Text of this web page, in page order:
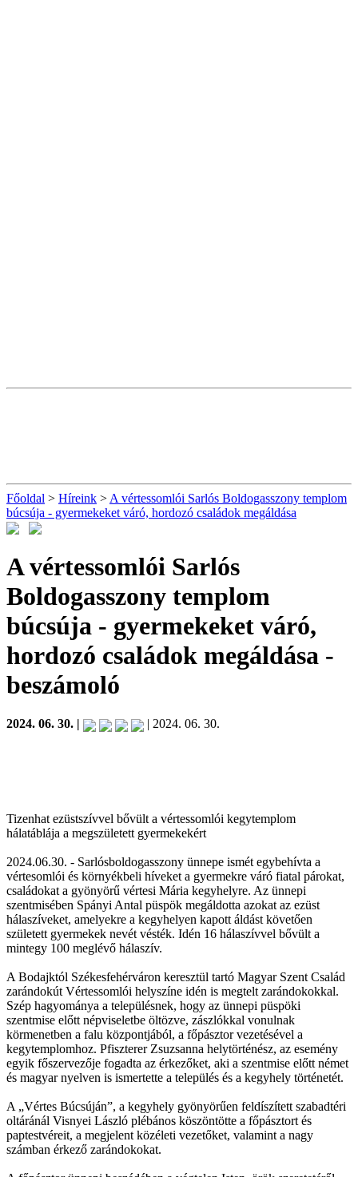
Főoldal > Híreink > A vértessomlói Sarlós Boldogasszony templom
búcsúja - gyermekeket váró, hordozó családok megáldása
A vértessomlói Sarlós
Boldogasszony templom
búcsúja - gyermekeket váró,
hordozó családok megáldása -
beszámoló
2024. 06. 30. | | 2024. 06. 30.
Tizenhat ezüstszívvel bővült a vértessomlói kegytemplom
hálatáblája a megszületett gyermekekért
2024.06.30. - Sarlósboldogasszony ünnepe ismét egybehívta a
vértesomlói és környékbeli híveket a gyermekre váró fiatal párokat,
családokat a gyönyörű vértesi Mária kegyhelyre. Az ünnepi
szentmisében Spányi Antal püspök megáldotta azokat az ezüst
hálaszíveket, amelyekre a kegyhelyen kapott áldást követően
született gyermekek nevét vésték. Idén 16 hálaszívvel bővült a
mintegy 100 meglévő hálaszív.
A Bodajktól Székesfehérváron keresztül tartó Magyar Szent Család
zarándokút Vértessomlói helyszíne idén is megtelt zarándokokkal.
Szép hagyománya a településnek, hogy az ünnepi püspöki
szentmise előtt népviseletbe öltözve, zászlókkal vonulnak
körmenetben a falu központjából, a főpásztor vezetésével a
kegytemplomhoz. Pfiszterer Zsuzsanna helytörténész, az esemény
egyik főszervezője fogadta az érkezőket, aki a szentmise előtt német
és magyar nyelven is ismertette a település és a kegyhely történetét.
A „Vértes Búcsúján”, a kegyhely gyönyörűen feldíszített szabadtéri
oltáránál Visnyei László plébános köszöntötte a főpásztort és
paptestvéreit, a megjelent közéleti vezetőket, valamint a nagy
számban érkező zarándokokat.